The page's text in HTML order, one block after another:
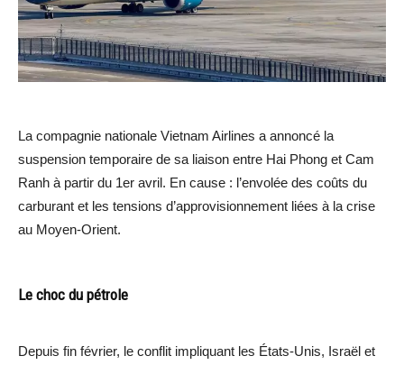
La compagnie nationale Vietnam Airlines a annoncé la
suspension temporaire de sa liaison entre Hai Phong et Cam
Ranh à partir du 1er avril. En cause : l’envolée des coûts du
carburant et les tensions d’approvisionnement liées à la crise
au Moyen-Orient.
Le choc du pétrole
Depuis fin février, le conflit impliquant les États-Unis, Israël et